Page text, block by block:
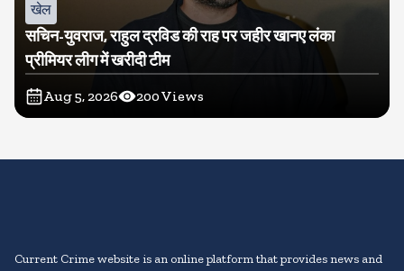
खेल
सचिन-युवराज, राहुल द्रविड की राह पर जहीर खानए लंका
प्रीमियर लीग में खरीदी टीम
Aug 5, 2026 200Views
Current Crime website is an online platform that provides news and